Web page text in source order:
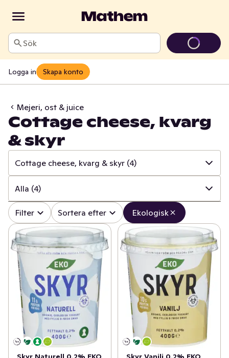
Sök
Logga in Skapa konto
Mejeri, ost & juice
Cottage cheese, kvarg
& skyr
Cottage cheese, kvarg & skyr (4)
✓ Alla (110)
✓ (24)
✓ Mjölk (19)
✓ Matlagningsmejeri (14)
✓ Filmjölk & Yoghurt (21)
✓ Smör & margarin (6)
Juice & fruktdryck (13)
✓ Ägg & jäst (4)
Alla (4)
✓ Alla (4)
✓ Kvarg smaksatt 0
✓ Cottage cheese naturell
✓ Kvarg naturell 0
✓ Cottage cheese smaksatt
✓ Skyr (4)
Filter Sortera efter Ekologisk